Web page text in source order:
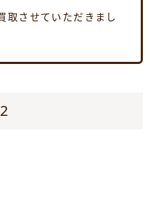
取させていただきまし